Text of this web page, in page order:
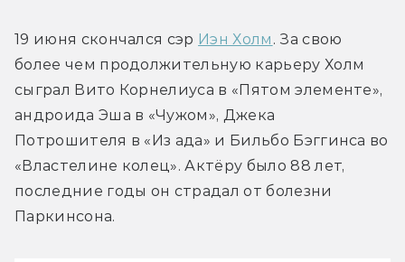
19 июня скончался сэр Иэн Холм . За свою
более чем продолжительную карьеру Холм
сыграл Вито Корнелиуса в «Пятом элементе»,
андроида Эша в «Чужом», Джека
Потрошителя в «Из ада» и Бильбо Бэггинса во
«Властелине колец». Актёру было 88 лет,
последние годы он страдал от болезни
Паркинсона.